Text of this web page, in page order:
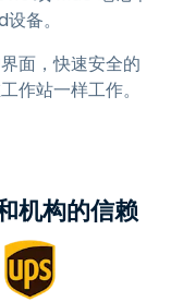
备。
面，快速安全的
作站一样工作。
机构的信赖